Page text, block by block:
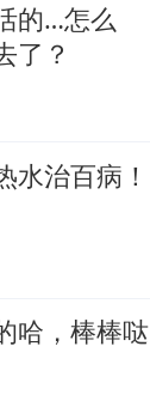
的…怎么
了？
水治百病！
哈，棒棒哒